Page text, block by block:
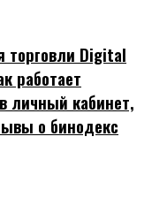
Digital
работает
личный кабинет,
о бинодекс